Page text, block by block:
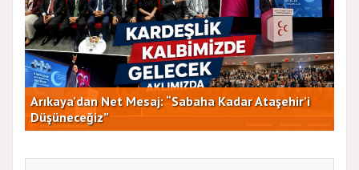
Arıkaya’dan Net Mesaj: “Sabaha Kadar Ataşehir’i
Düşüneceğiz”